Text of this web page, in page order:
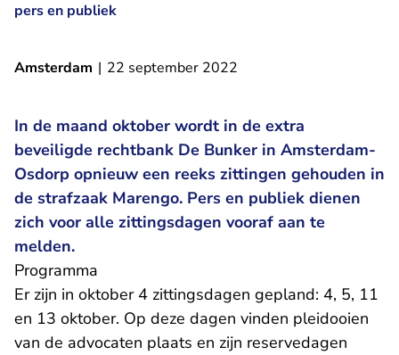
pers en publiek
Amsterdam | 22 september 2022
In de maand oktober wordt in de extra
beveiligde rechtbank De Bunker in Amsterdam-
Osdorp opnieuw een reeks zittingen gehouden in
de strafzaak Marengo. Pers en publiek dienen
zich voor alle zittingsdagen vooraf aan te
melden.
Programma
Er zijn in oktober 4 zittingsdagen gepland: 4, 5, 11
en 13 oktober. Op deze dagen vinden pleidooien
van de advocaten plaats en zijn reservedagen